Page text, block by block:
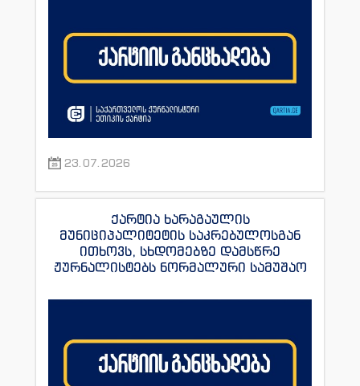
23.07.2026
ქარტია ხარაგაულის
მუნიციპალიტეტის საკრებულოსგან
ითხოვს, სხდომებზე დამსწრე
ჟურნალისტებს ნორმალური სამუშაო